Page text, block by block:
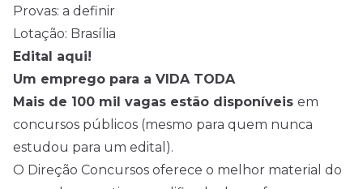
Provas: a definir
Lotação: Brasília
Edital aqui!
Um emprego para a VIDA TODA
Mais de 100 mil vagas estão disponíveis em
concursos públicos (mesmo para quem nunca
estudou para um edital).
O Direção Concursos oferece o melhor material do